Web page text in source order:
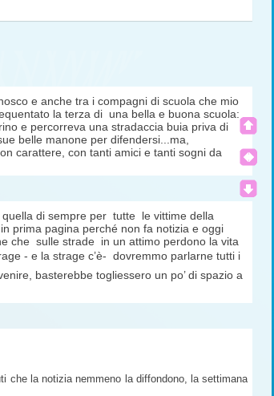
e anche tra i compagni di scuola che mio
la terza di una bella e buona scuola:
e percorreva una stradaccia buia priva di
belle manone per difendersi...ma,
carattere, con tanti amici e tanti sogni da
quella di sempre per tutte le vittime della
prima pagina perché non fa notizia e oggi
che sulle strade in un attimo perdono la vita
- e la strage c’è-  dovremmo parlarne tutti i
basterebbe togliessero un po’ di spazio a
che la notizia nemmeno la diffondono, la settimana